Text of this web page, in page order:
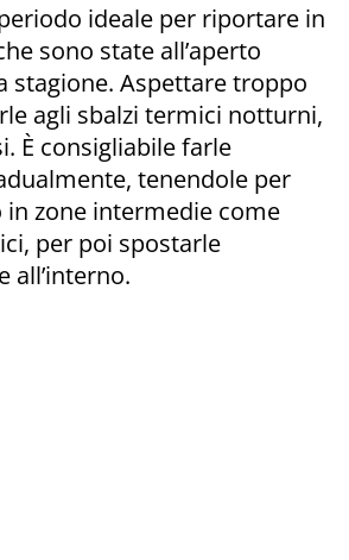
ideale per riportare in
sono state all’aperto
stagione. Aspettare troppo
agli sbalzi termici notturni,
È consigliabile farle
tenendole per
in zone intermedie come
per poi spostarle
all’interno.